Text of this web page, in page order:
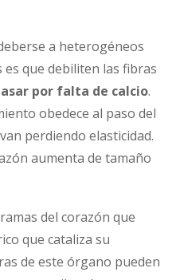
a heterogéneos
es que debiliten las fibras
por falta de calcio.
obedece al paso del
perdiendo elasticidad.
aumenta de tamaño
del corazón que
que cataliza su
de este órgano pueden